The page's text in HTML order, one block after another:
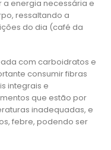
a energia necessária e
ressaltando a
do dia (café da
com carboidratos e
consumir fibras
integrais e
que estão por
inadequadas, e
febre, podendo ser